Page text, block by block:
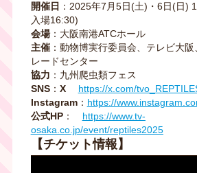
開催日 ：2025年7月5日(土)・6日(日)
入場16:30)
会場：大阪南港ATCホール
主催：動物博実行委員会、テレビ大阪
レードセンター
協力 ：九州爬虫類フェス
SNS： X
https://x.com/
Instagram： https://
公式HP： https://www.tv-
osaka.co.jp/event/reptiles2025
【チケット情報】